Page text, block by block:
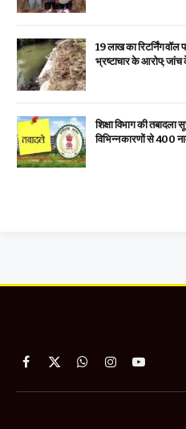
19 लाख का रिटर्निंग वॉल
भ्रष्टाचार के आरोप;
शिक्षा विभाग की
विभिन्न कारणों से 400
Facebook
X
WhatsApp
InstagramYouTube